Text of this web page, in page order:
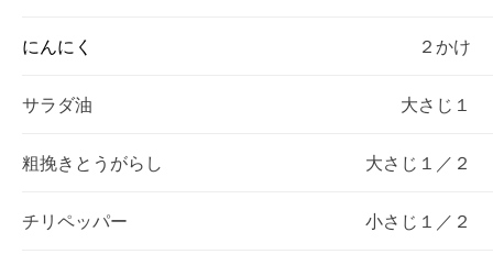
にんにく ２かけ
サラダ油 大さじ１
粗挽きとうがらし 大さじ１／２
チリペッパー 小さじ１／２